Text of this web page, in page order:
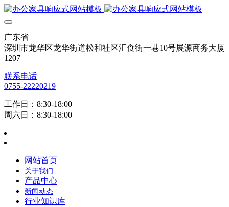
广东省
深圳市龙华区龙华街道松和社区汇食街一巷10号展源商务大厦
1207
联系电话
0755-22220219
工作日：8:30-18:00
周六日：8:30-18:00
网站首页
关于我们
产品中心
新闻动态
行业知识库